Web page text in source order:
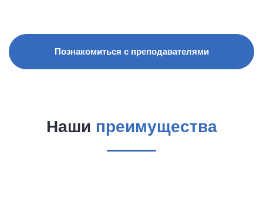
Познакомиться с преподавателями
Наши преимущества